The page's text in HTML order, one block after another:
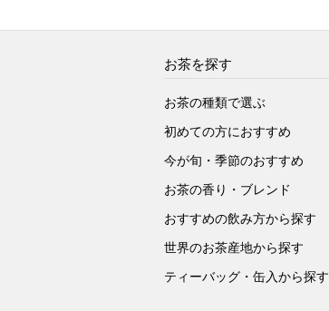
お茶を探す
お茶の種類で選ぶ
初めての方におすすめ
今が旬・季節のおすすめ
お茶の香り・ブレンド
おすすめの飲み方から探す
世界のお茶産地から探す
ティーバッグ・缶入から探す